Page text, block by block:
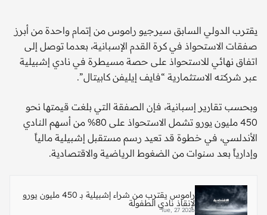
يقترب الدولي السابق سيرجيو راموس من إتمام واحدة من أبرز
صفقات الاستحواذ في كرة القدم الإسبانية، بعدما توصل إلى
اتفاق نهائي للاستحواذ على حصة مسيطرة في نادي إشبيلية
عبر شركته الاستثمارية “فايف إيليفن كابيتال”.
وبحسب تقارير إسبانية، فإن الصفقة التي بلغت قيمتها نحو
450 مليون يورو تشمل الاستحواذ على 80% من أسهم النادي
الأندلسي، في خطوة قد تعيد رسم مستقبل إشبيلية مالياً
وإدارياً بعد سنوات من الضغوط الرياضية والاقتصادية.
راموس يقترب من شراء إشبيلية بـ 450 مليون يورو
لإنقاذ نادي الطفولة
Tue, 27 2026